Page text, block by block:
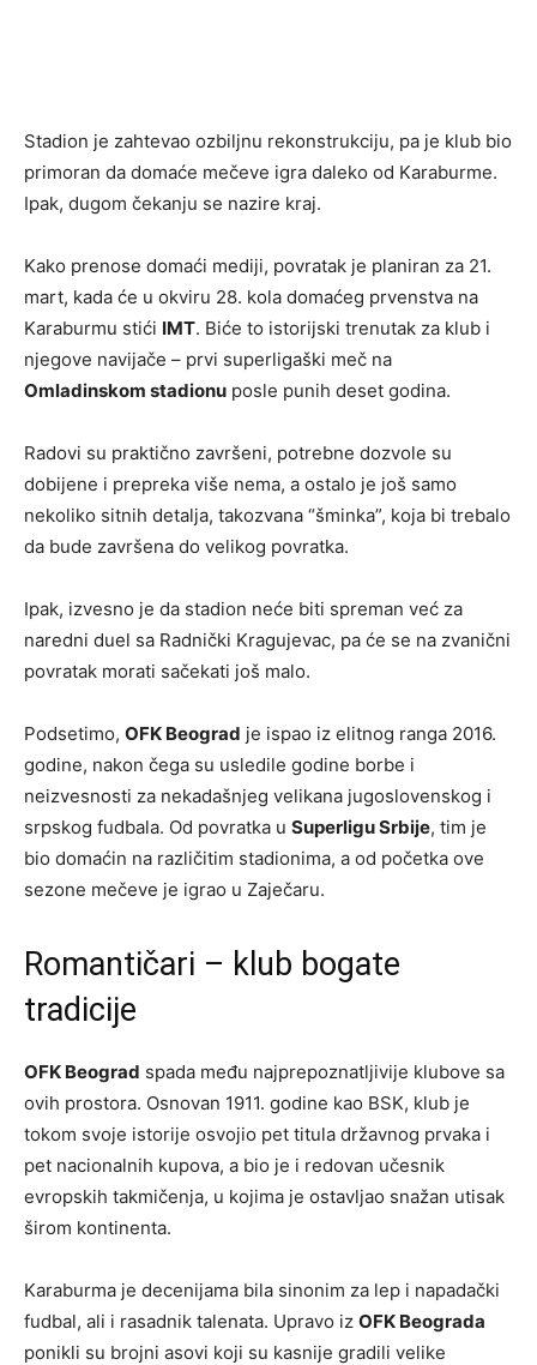
Stadion je zahtevao ozbiljnu rekonstrukciju, pa je klub bio
primoran da domaće mečeve igra daleko od Karaburme.
Ipak, dugom čekanju se nazire kraj.
Kako prenose domaći mediji, povratak je planiran za 21.
mart, kada će u okviru 28. kola domaćeg prvenstva na
Karaburmu stići IMT. Biće to istorijski trenutak za klub i
njegove navijače – prvi superligaški meč na
Omladinskom stadionu posle punih deset godina.
Radovi su praktično završeni, potrebne dozvole su
dobijene i prepreka više nema, a ostalo je još samo
nekoliko sitnih detalja, takozvana “šminka”, koja bi trebalo
da bude završena do velikog povratka.
Ipak, izvesno je da stadion neće biti spreman već za
naredni duel sa Radnički Kragujevac, pa će se na zvanični
povratak morati sačekati još malo.
Podsetimo, OFK Beograd je ispao iz elitnog ranga 2016.
godine, nakon čega su usledile godine borbe i
neizvesnosti za nekadašnjeg velikana jugoslovenskog i
srpskog fudbala. Od povratka u Superligu Srbije, tim je
bio domaćin na različitim stadionima, a od početka ove
sezone mečeve je igrao u Zaječaru.
Romantičari – klub bogate
tradicije
OFK Beograd spada među najprepoznatljivije klubove sa
ovih prostora. Osnovan 1911. godine kao BSK, klub je
tokom svoje istorije osvojio pet titula državnog prvaka i
pet nacionalnih kupova, a bio je i redovan učesnik
evropskih takmičenja, u kojima je ostavljao snažan utisak
širom kontinenta.
Karaburma je decenijama bila sinonim za lep i napadački
fudbal, ali i rasadnik talenata. Upravo iz OFK Beograda
ponikli su brojni asovi koji su kasnije gradili velike